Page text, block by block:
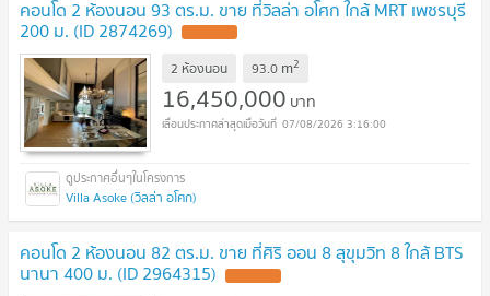
คอนโด 2 ห้องนอน 93 ตร.ม. ขาย ที่วิลล่า อโศก ใกล้ MRT เพชรบุรี
200 ม. (ID 2874269)
2 ห้องนอน 93.0 m2
16,450,000 บาท
07/08/2026 3:16:00
Villa Asoke (วิลล่า อโศก)
คอนโด 2 ห้องนอน 82 ตร.ม. ขาย ที่ศิริ ออน 8 สุขุมวิท 8 ใกล้ BTS
นานา 400 ม. (ID 2964315)